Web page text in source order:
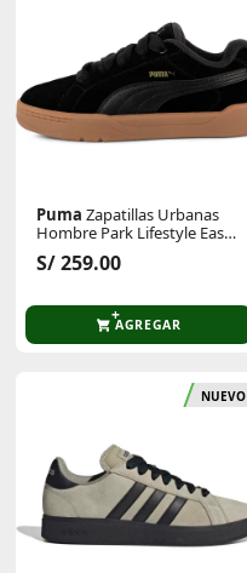
Puma Zapatillas Urbanas
Hombre Park Lifestyle Easy
Sd
S/ 259.00
AGREGAR
NUEVO